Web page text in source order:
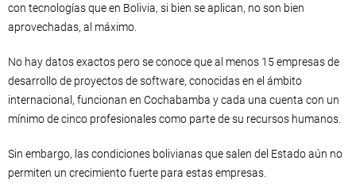
con tecnologías que en Bolivia, si bien se aplican, no son bien
aprovechadas, al máximo.
No hay datos exactos pero se conoce que al menos 15 empresas de
desarrollo de proyectos de software, conocidas en el ámbito
internacional, funcionan en Cochabamba y cada una cuenta con un
mínimo de cinco profesionales como parte de su recursos humanos.
Sin embargo, las condiciones bolivianas que salen del Estado aún no
permiten un crecimiento fuerte para estas empresas.